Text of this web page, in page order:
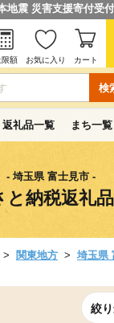
地震 災害支援寄付受
検
限額 お気に入り カート
返礼品一覧 まち一覧
- 埼玉県 富士見市 -
と納税返礼
関東地方
埼玉県
絞